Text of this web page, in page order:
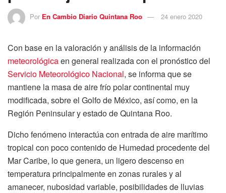
Por En Cambio Diario Quintana Roo 24 enero 2020
Con base en la valoración y análisis de la información
meteorológicaen general realizada con el pronóstico del
Servicio Meteorológico Nacional, se informa que se
mantiene la masa de aire frío polar continental muy
modificada, sobre el Golfo de México, así como, en la
Región Peninsular y estado de Quintana Roo.
Dicho fenómeno interactúa con entrada de aire marítimo
tropical con poco contenido de Humedad procedente del
Mar Caribe, lo que genera, un ligero descenso en
temperatura principalmente en zonas rurales y al
amanecer, nubosidad variable, posibilidades de lluvias